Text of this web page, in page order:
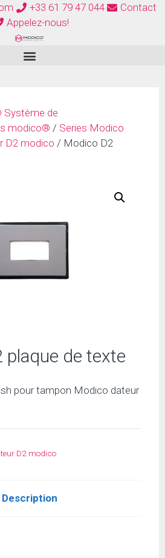
+33 61 79 47 044
Contact
Appelez-nous!
de
modico® / Series Modico
D2 modico / Modico D2
plaque de texte
pour tampon Modico dateur
D2 modico
Description